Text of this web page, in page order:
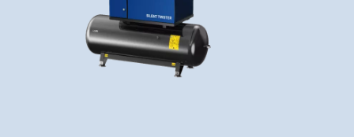
Kolbenkompressoren